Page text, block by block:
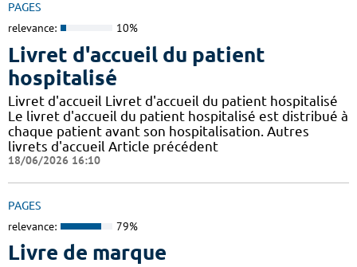
PAGES
relevance: 10%
Livret d'accueil du patient
hospitalisé
Livret d'accueil Livret d'accueil du patient hospitalisé
Le livret d'accueil du patient hospitalisé est distribué à
chaque patient avant son hospitalisation. Autres
livrets d'accueil Article précédent
18/06/2026 16:10
PAGES
relevance: 79%
Livre de marque